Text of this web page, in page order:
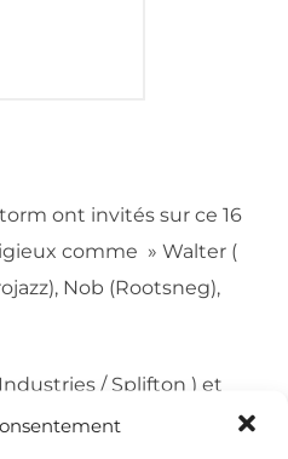
ont invités sur ce 16
comme » Walter (
Nob (Rootsneg),
/ Splifton ) et
Val Mobb